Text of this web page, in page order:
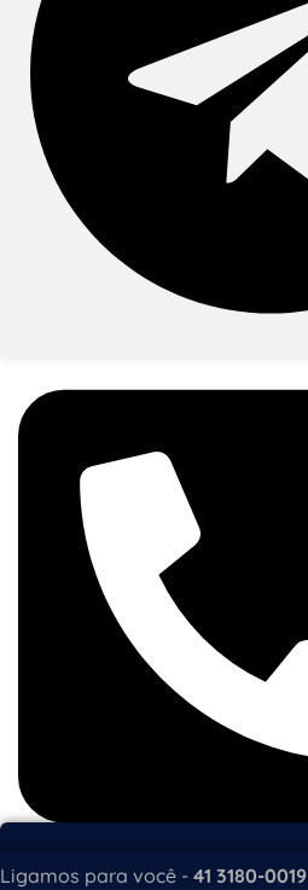
Ligamos para você - 41 3180-0019